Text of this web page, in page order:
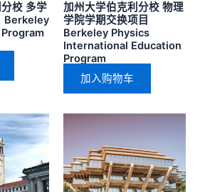
校 多学
Berkeley
加州大学伯克利分校 物理
学院学期交换项目
Berkeley Physics
International Education
Program
加入购物车